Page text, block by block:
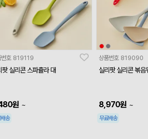
번호 819119
팟 실리콘 스파츌라 대
원 ~
송
상품번호 819090
실리팟 실리콘 볶음
8,970원 ~
무료배송